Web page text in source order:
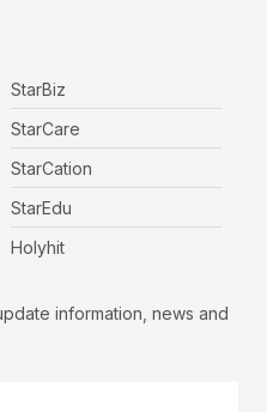
StarBiz
StarCare
StarCation
StarEdu
Holyhit
information, news and